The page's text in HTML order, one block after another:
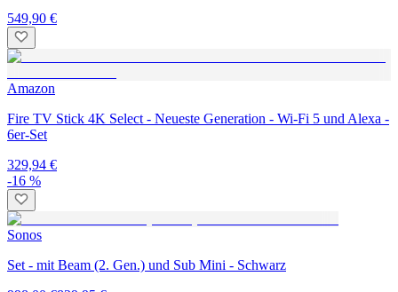
549,90 €
Amazon
Fire TV Stick 4K Select - Neueste Generation - Wi-Fi 5 und Alexa -
6er-Set
329,94 €
-16 %
Sonos
Set - mit Beam (2. Gen.) und Sub Mini - Schwarz